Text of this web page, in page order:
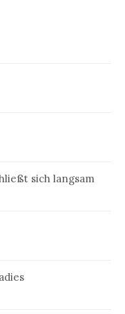
sich langsam